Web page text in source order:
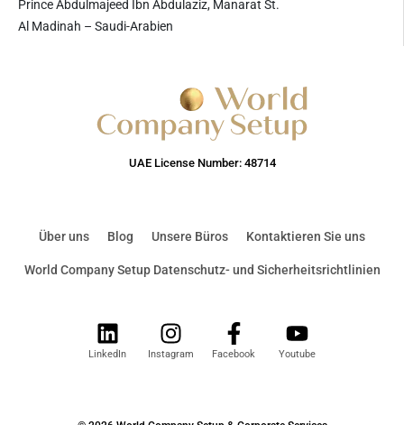
Prince Abdulmajeed Ibn Abdulaziz, Manarat St.
Al Madinah – Saudi-Arabien
UAE License Number: 48714
Über uns Blog Unsere Büros Kontaktieren Sie uns
World Company Setup Datenschutz- und Sicherheitsrichtlinien
LinkedIn Instagram Facebook Youtube